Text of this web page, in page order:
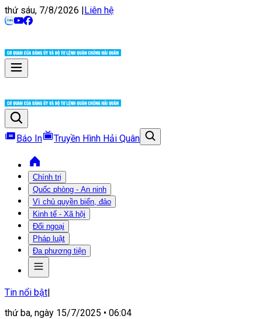
thứ sáu, 7/8/2026 |Liên hệ
Báo In Truyền Hình Hải Quân
Chính trị
Quốc phòng - An ninh
Vì chủ quyền biển, đảo
Kinh tế - Xã hội
Đối ngoại
Pháp luật
Đa phương tiện
Tin nổi bật|
thứ ba, ngày 15/7/2025 • 06:04